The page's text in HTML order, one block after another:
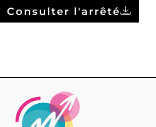
Consulter l'arrêté